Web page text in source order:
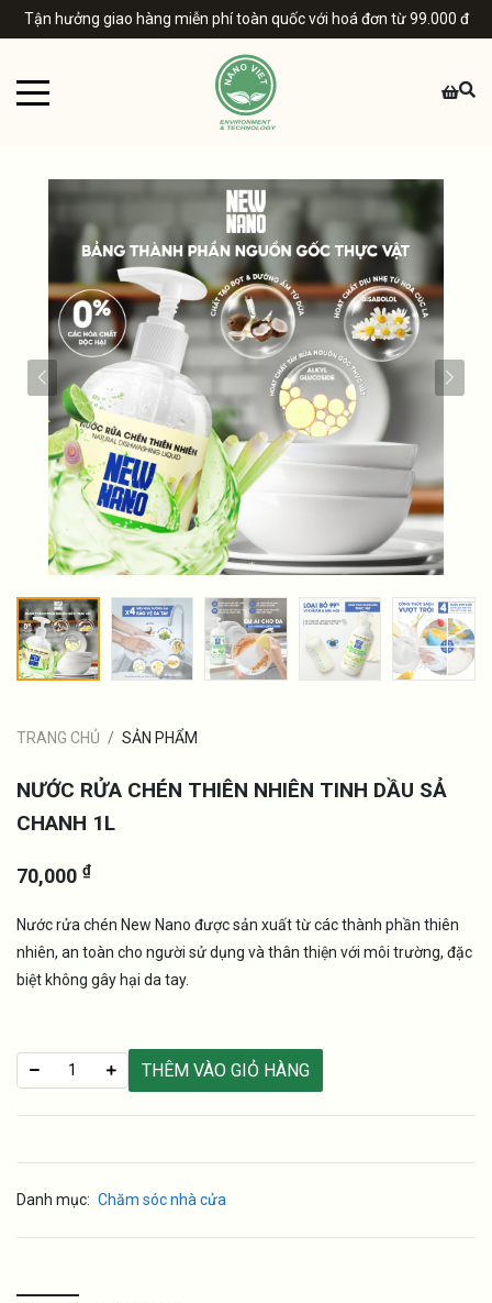
Tận hưởng giao hàng miễn phí toàn quốc với hoá đơn từ 99.000 đ
TRANG CHỦ SẢN PHẨM
NƯỚC RỬA CHÉN THIÊN NHIÊN TINH DẦU SẢ
CHANH 1L
70,000 ₫
Nước rửa chén New Nano được sản xuất từ các thành phần thiên
nhiên, an toàn cho người sử dụng và thân thiện với môi trường, đặc
biệt không gây hại da tay.
THÊM VÀO GIỎ HÀNG
Danh mục: Chăm sóc nhà cửa